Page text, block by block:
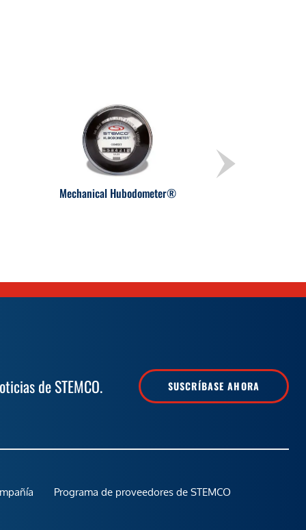
Mechanical Hubodometer®
de STEMCO. SUSCRÍBASE AHORA
Programa de proveedores de STEMCO